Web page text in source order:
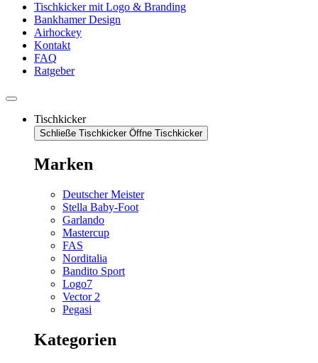
Tischkicker mit Logo & Branding
Bankhamer Design
Airhockey
Kontakt
FAQ
Ratgeber
Tischkicker
Schließe Tischkicker Öffne Tischkicker
Marken
Deutscher Meister
Stella Baby-Foot
Garlando
Mastercup
FAS
Norditalia
Bandito Sport
Logo7
Vector 2
Pegasi
Kategorien